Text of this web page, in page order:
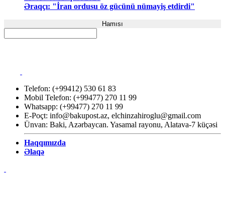
Əraqçı: "İran ordusu öz gücünü nümayiş etdirdi"
Hamısı
Telefon: (+99412) 530 61 83
Mobil Telefon: (+99477) 270 11 99
Whatsapp: (+99477) 270 11 99
E-Poçt: info@bakupost.az, elchinzahiroglu@gmail.com
Ünvan: Baki, Azərbaycan. Yasamal rayonu, Alatava-7 küçəsi
Haqqımızda
Əlaqə